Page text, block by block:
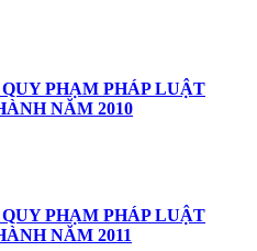
PHẠM PHÁP LUẬT
NĂM 2010
PHẠM PHÁP LUẬT
NĂM 2011